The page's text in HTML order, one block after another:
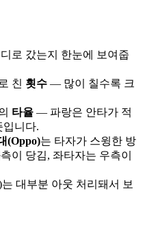
로 갔는지 한눈에 보여줍
친 횟수 — 많이 칠수록 크
타율 — 파랑은 안타가 적
입니다.
(Oppo)는 타자가 스윙한 방
이 당김, 좌타자는 우측이
는 대부분 아웃 처리돼서 보